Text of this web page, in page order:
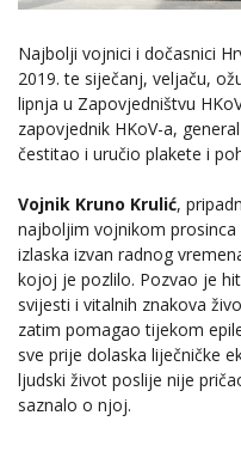
Najbolji vojnici i dočasnici
2019. te siječanj, veljaču,
lipnja u Zapovjedništvu
zapovjednik HKoV-a,
čestitao i uručio plakete i
Vojnik Kruno Krulić,
najboljim vojnikom
izlaska izvan radnog
kojoj je pozlilo. Pozvao je
svijesti i vitalnih znakova
zatim pomagao tijekom
sve prije dolaska liječničke
ljudski život poslije nije
saznalo o njoj.